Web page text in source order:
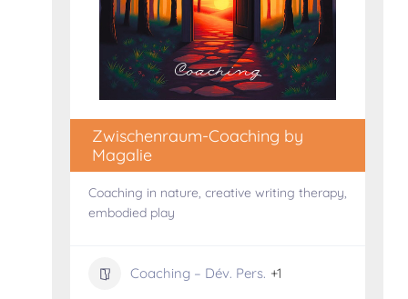
Zwischenraum-Coaching by
Magalie
Coaching in nature, creative writing therapy,
embodied play
Coaching – Dév. Pers. +1